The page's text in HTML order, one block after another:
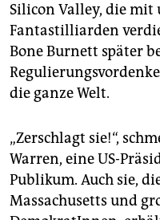
Silicon Valley, die mit
Fantastilliarden
Bone Burnett später
die ganze Welt.
„Zerschlagt sie!“,
Warren, eine US-
Publikum. Auch sie,
Massachusetts und